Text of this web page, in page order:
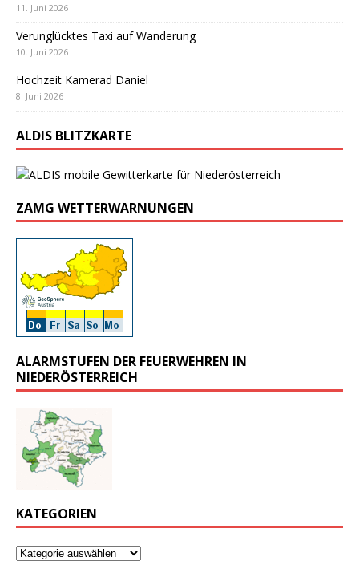
11. Juni 2026
Verunglücktes Taxi auf Wanderung
10. Juni 2026
Hochzeit Kamerad Daniel
8. Juni 2026
ALDIS BLITZKARTE
ZAMG WETTERWARNUNGEN
ALARMSTUFEN DER FEUERWEHREN IN
NIEDERÖSTERREICH
KATEGORIEN